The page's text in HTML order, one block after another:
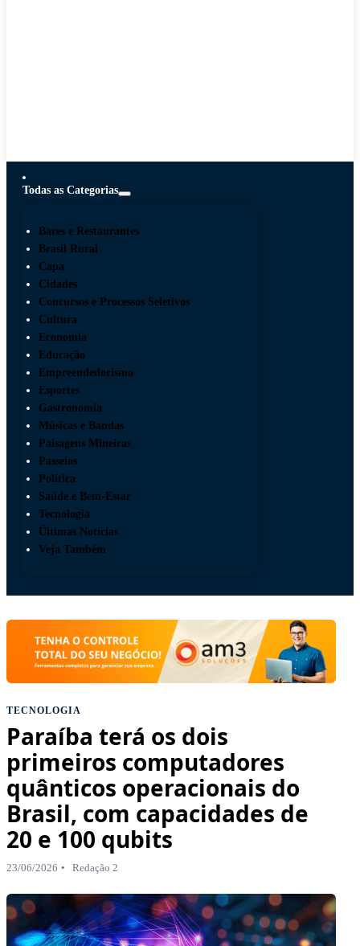
Todas as Categorias
Bares e Restaurantes
Brasil Rural
Capa
Cidades
Concursos e Processos Seletivos
Cultura
Economia
Educação
Empreendedorismo
Esportes
Gastronomia
Músicas e Bandas
Paisagens Mineiras
Passeios
Política
Saúde e Bem-Estar
Tecnologia
Últimas Notícias
Veja Também
TECNOLOGIA
Paraíba terá os dois
primeiros computadores
quânticos operacionais do
Brasil, com capacidades de
20 e 100 qubits
23/06/2026 Redação 2